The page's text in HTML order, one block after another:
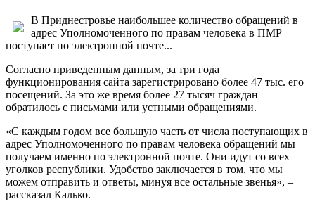
В Приднестровье наибольшее количество обращений в
адрес Уполномоченного по правам человека в ПМР
поступает по электронной почте...
Согласно приведенным данным, за три года
функционирования сайта зарегистрировано более 47 тыс. его
посещений. За это же время более 27 тысяч граждан
обратилось с письмами или устными обращениями.
«С каждым годом все большую часть от числа поступающих в
адрес Уполномоченного по правам человека обращений мы
получаем именно по электронной почте. Они идут со всех
уголков республики. Удобство заключается в том, что мы
можем отправить и ответы, минуя все остальные звенья», –
рассказал Калько.